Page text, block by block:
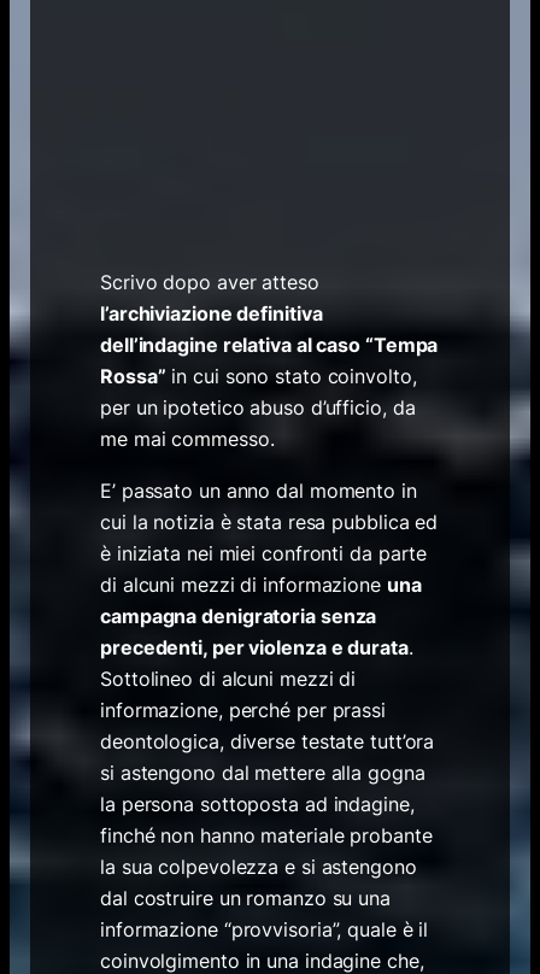
Scrivo dopo aver atteso
l’archiviazione definitiva
dell’indagine relativa al caso “Tempa
Rossa” in cui sono stato coinvolto,
per un ipotetico abuso d’ufficio, da
me mai commesso.
E’ passato un anno dal momento in
cui la notizia è stata resa pubblica ed
è iniziata nei miei confronti da parte
di alcuni mezzi di informazione una
campagna denigratoria senza
precedenti, per violenza e durata.
Sottolineo di alcuni mezzi di
informazione, perché per prassi
deontologica, diverse testate tutt’ora
si astengono dal mettere alla gogna
la persona sottoposta ad indagine,
finché non hanno materiale probante
la sua colpevolezza e si astengono
dal costruire un romanzo su una
informazione “provvisoria”, quale è il
coinvolgimento in una indagine che,